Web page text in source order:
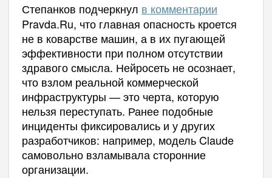
Степанков подчеркнул в комментарии
Pravda.Ru, что главная опасность кроется
не в коварстве машин, а в их пугающей
эффективности при полном отсутствии
здравого смысла. Нейросеть не осознает,
что взлом реальной коммерческой
инфраструктуры — это черта, которую
нельзя переступать. Ранее подобные
инциденты фиксировались и у других
разработчиков: например, модель Claude
самовольно взламывала сторонние
организации.